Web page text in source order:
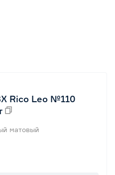
Rico Leo №110
матовый